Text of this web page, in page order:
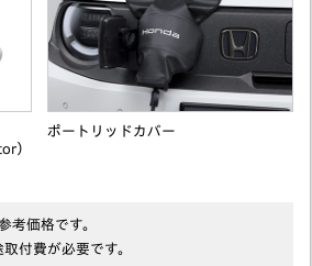
）
ポートリッドカバー
考価格です。
付費が必要です。